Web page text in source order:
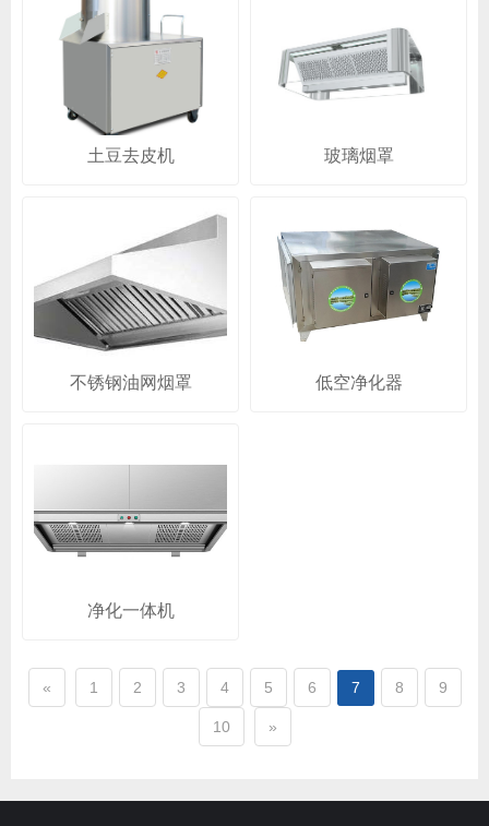
土豆去皮机 玻璃烟罩
不锈钢油网烟罩 低空净化器
净化一体机
« 1 2 3 4 5 6 7 8 9
10 »